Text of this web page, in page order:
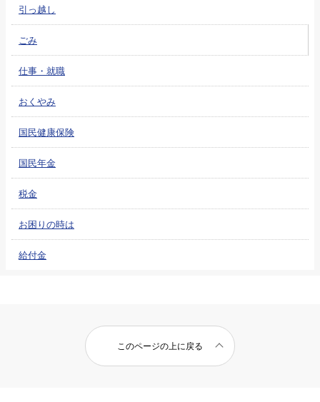
引っ越し
ごみ
仕事・就職
おくやみ
国民健康保険
国民年金
税金
お困りの時は
給付金
このページの上に戻る